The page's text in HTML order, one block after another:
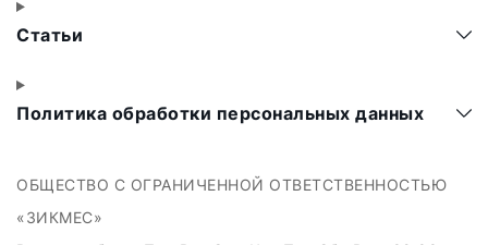
Статьи
Политика обработки персональных данных
ОБЩЕСТВО С ОГРАНИЧЕННОЙ ОТВЕТСТВЕННОСТЬЮ
«ЗИКМЕС»